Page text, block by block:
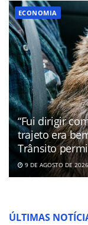
ECONOMIA
“Fui dirigir
trajeto era
Trânsito
9 DE AGOSTO DE 2026
ÚLTIMAS